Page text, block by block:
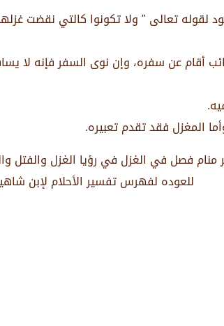
لقوله تعالى " ولا تكونوا كالتي نقضت
أقام عن سفره، وإن نوى السفر فإنه لا
المغزل فقد تقدم تعبيره.
منام فصل في الغزل في رؤيا الغزل والفتل
للعوده لفهرس تفسير الأحلام لإبن